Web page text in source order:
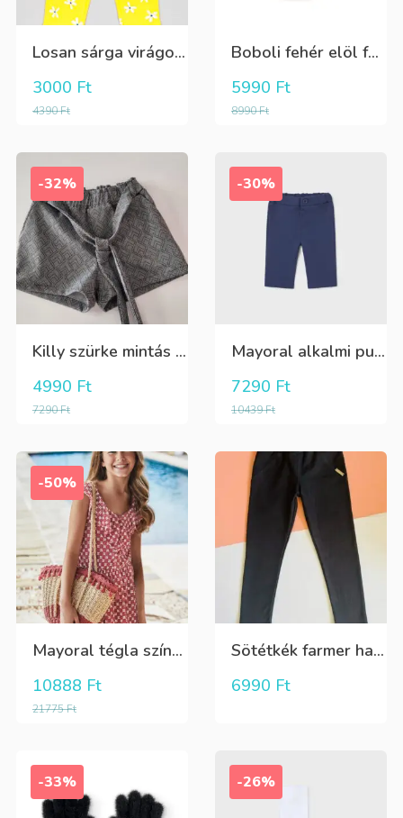
Losan sárga virágos 3/4-es leggings
4390Ft
3000 Ft
Boboli fehér elöl fekete tüll+gyöngyös csini póló
8990Ft
5990 Ft
-32%
Killy szürke mintás rövidnadrág
7290Ft
4990 Ft
-30%
Mayoral alkalmi puha kék élre vasalt nadrág, behúzható derékrésszel
10439Ft
7290 Ft
-50%
Mayoral tégla színű kisvirág mintás nyári lenge ruha
21775Ft
10888 Ft
Sötétkék farmer hatású kényelmes nadrág
6990 Ft
-33% -26%